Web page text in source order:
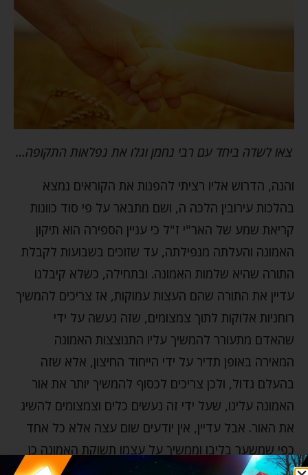
צאו לשדה ביחד עם רבי נחמן וגלו את נפלאות התקופה…
והנה, הדרוש אליו רציתי להפנות את הקוראים נמצא
בהלכות עירובין הלכה ה, ושם מתבאר על פי סוד כוונות
קריאת שמע של האר"י ז"ל כי עניין הספירה הוא תיקון
האמונה והעלתה מנפילתה, עד שזוכים בשבועות לקבלת
התורה שהיא שלמות האמונה. ובתחילה, כשלא קיבלנו
עדיין את התורה שהם העצות עמוקות, אז צריכים להמשיך
רוחניות אלוקות לתוך צמצומים, שזה נעשה על ידי
שהאדם מתעורר להמשיך עליו התנוצצות האמונה
המאירה באופן תדיר על ידי הייחוד החיצון, אלא שזה
בהעלם גדול, ולכן צריכים לכסוף להמשיך יותר את אור
האמונה עלינו, שעל ידי זה נעשים כלים וצמצומים להשיג
את האור. אבל עדיין, אין יודעים שום עצה אלא כל אחד
כפי שמשער בליבו וממשיך על עצמו תשוקת האמונה כן
הוא מתעורר למסור את נפשו להתקרב להשם יתברך,